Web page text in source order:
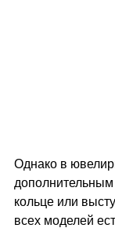
Однако в
кольце или
всех моделей